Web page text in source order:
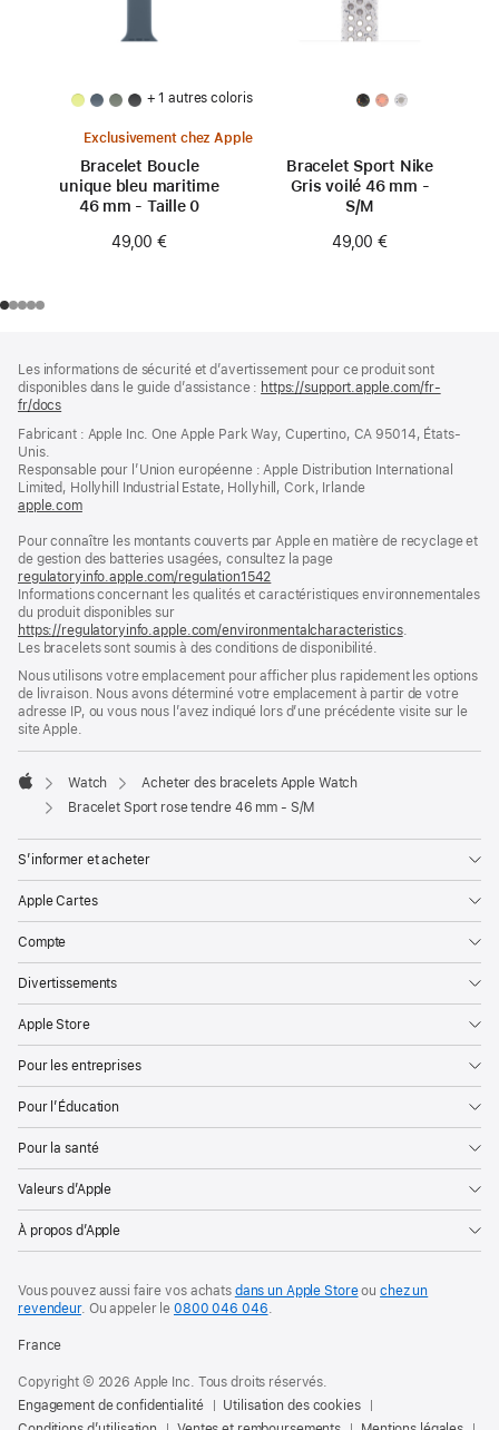
+ 1 autres coloris
Exclusivement chez Apple
Bracelet Boucle
unique bleu maritime
46 mm - Taille 0
49,00 €
Bracelet Sport Nike
Gris voilé 46 mm -
S/M
49,00 €
de
page
de
bas
page
Les informations de sécurité et d’avertissement pour ce produit sont
disponibles dans le guide d’assistance : https://support.apple.com/fr-
fr/docs
une
fenêtre)
Fabricant : Apple Inc. One Apple Park Way, Cupertino, CA 95014, États-
Unis.
Responsable pour l’Union européenne : Apple Distribution International
Limited, Hollyhill Industrial Estate, Hollyhill, Cork, Irlande
apple.com(s’ouvre
une
nouvelle
fenêtre)
Pour connaître les montants couverts par Apple en matière de recyclage et
de gestion des batteries usagées, consultez la page
regulatoryinfo.apple.com/regulation1542
dans
nouvelle
fenêtre)
Informations concernant les qualités et caractéristiques environnementales
du produit disponibles sur
https://regulatoryinfo.apple.com/environmentalcharacteristics.
Les bracelets sont soumis à des conditions de disponibilité.
Nous utilisons votre emplacement pour afficher plus rapidement les options
de livraison. Nous avons déterminé votre emplacement à partir de votre
adresse IP, ou vous nous l’avez indiqué lors d’une précédente visite sur le
site Apple.
Apple
Watch
Acheter des bracelets Apple Watch
Bracelet Sport rose tendre 46 mm - S/M
S’informer et acheter
Apple Cartes
Compte
Divertissements
Apple Store
Pour les entreprises
Pour l’Éducation
Pour la santé
Valeurs d’Apple
À propos d’Apple
Vous pouvez aussi faire vos achats dans un Apple Storeouchez un
revendeur. Ouappeler le0800 046 046.
France
Copyright © 2026 Apple Inc. Tous droits réservés.
Engagement de confidentialité
Utilisation des cookies